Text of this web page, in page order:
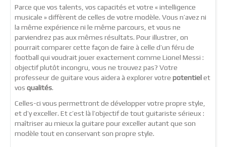
Parce que vos talents, vos capacités et votre « intelligence
musicale » diffèrent de celles de votre modèle. Vous n’avez ni
la même expérience ni le même parcours, et vous ne
parviendrez pas aux mêmes résultats. Pour illustrer, on
pourrait comparer cette façon de faire à celle d’un féru de
football qui voudrait jouer exactement comme Lionel Messi :
objectif plutôt incongru, vous ne trouvez pas? Votre
professeur de guitare vous aidera à explorer votre potentielet
vos qualités.
Celles-ci vous permettront de développer votre propre style,
et d’y exceller. Et c’est là l’objectif de tout guitariste sérieux :
maîtriser au mieux la guitare pour exceller autant que son
modèle tout en conservant son propre style.